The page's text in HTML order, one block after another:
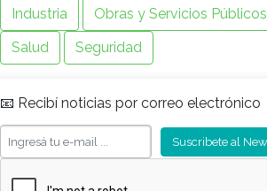
Industria
Obras y Servicios Públicos
Salud
Seguridad
📧 Recibí noticias por correo electrónico